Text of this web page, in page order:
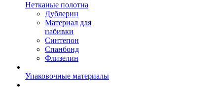
Нетканые полотна
Дублерин
Материал для
набивки
Синтепон
Спанбонд
Флизелин
Упаковочные материалы